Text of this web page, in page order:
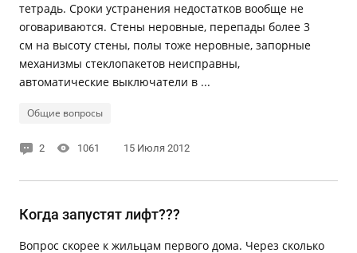
тетрадь. Сроки устранения недостатков вообще не
оговариваются. Стены неровные, перепады более 3
см на высоту стены, полы тоже неровные, запорные
механизмы стеклопакетов неисправны,
автоматические выключатели в ...
Общие вопросы
2 1061 15 Июля 2012
Когда запустят лифт???
Вопрос скорее к жильцам первого дома. Через сколько